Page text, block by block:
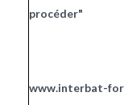
procéder"
www.interbat-